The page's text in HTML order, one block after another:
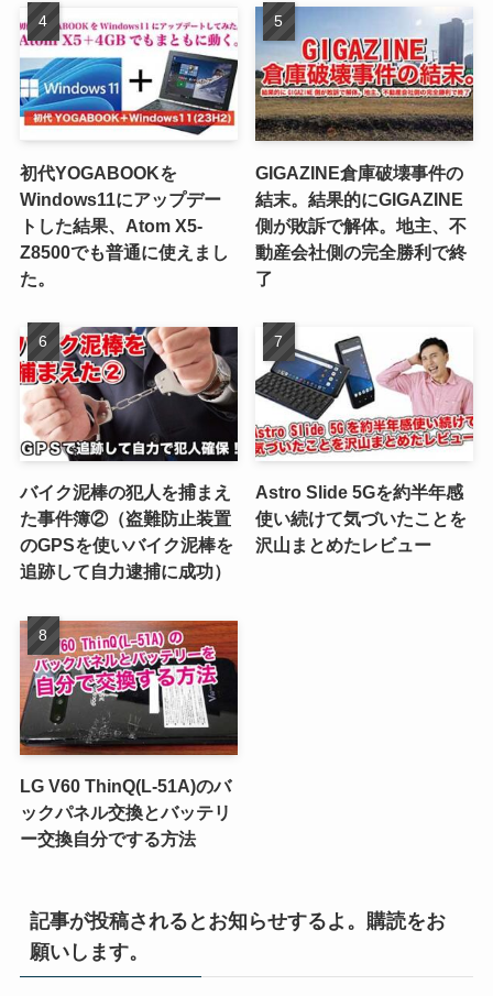
初代YOGABOOKを
Windows11にアップデー
トした結果、Atom X5-
Z8500でも普通に使えまし
た。
GIGAZINE倉庫破壊事件の
結末。結果的にGIGAZINE
側が敗訴で解体。地主、不
動産会社側の完全勝利で終
了
バイク泥棒の犯人を捕まえ
た事件簿②（盗難防止装置
のGPSを使いバイク泥棒を
追跡して自力逮捕に成功）
Astro Slide 5Gを約半年感
使い続けて気づいたことを
沢山まとめたレビュー
LG V60 ThinQ(L-51A)のバ
ックパネル交換とバッテリ
ー交換自分でする方法
記事が投稿されるとお知らせするよ。購読をお
願いします。